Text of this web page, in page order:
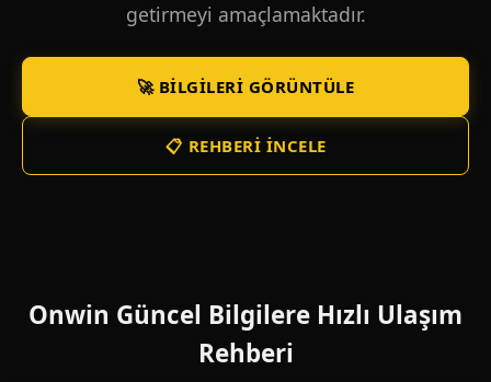
getirmeyi amaçlamaktadır.
🚀 BILGILERI GÖRÜNTÜLE
📋 REHBERI İNCELE
Onwin Güncel Bilgilere Hızlı Ulaşım
Rehberi